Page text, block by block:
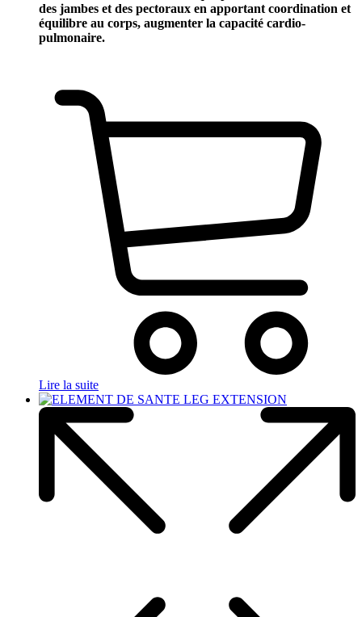
des jambes et des pectoraux en apportant coordination et
équilibre au corps, augmenter la capacité cardio-
pulmonaire.
Lire la suite